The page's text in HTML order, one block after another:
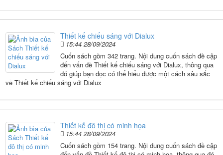
Thiết kế chiếu sáng với Dialux
15:44 28/09/2024
Cuốn sách gồm 342 trang. Nội dung cuốn sách đề cập
đến vấn đề Thiết kế chiếu sáng với Dialux, thông qua
đó giúp bạn đọc có thể hiểu được một cách sâu sắc
về Thiết kế chiếu sáng với Dialux
Thiết kế đô thị có minh họa
15:44 28/09/2024
Cuốn sách gồm 154 trang. Nội dung cuốn sách đề cập